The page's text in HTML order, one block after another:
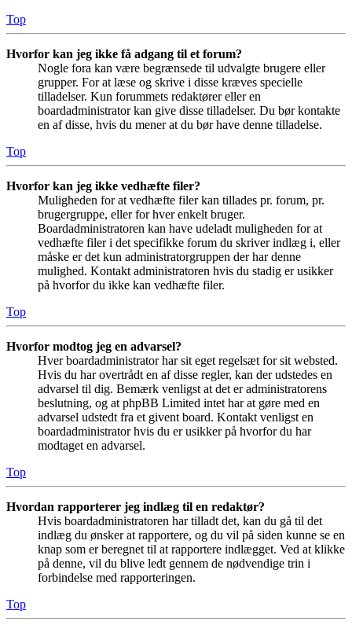
Top
Hvorfor kan jeg ikke få adgang til et forum?
Nogle fora kan være begrænsede til udvalgte brugere eller
grupper. For at læse og skrive i disse kræves specielle
tilladelser. Kun forummets redaktører eller en
boardadministrator kan give disse tilladelser. Du bør kontakte
en af disse, hvis du mener at du bør have denne tilladelse.
Top
Hvorfor kan jeg ikke vedhæfte filer?
Muligheden for at vedhæfte filer kan tillades pr. forum, pr.
brugergruppe, eller for hver enkelt bruger.
Boardadministratoren kan have udeladt muligheden for at
vedhæfte filer i det specifikke forum du skriver indlæg i, eller
måske er det kun administratorgruppen der har denne
mulighed. Kontakt administratoren hvis du stadig er usikker
på hvorfor du ikke kan vedhæfte filer.
Top
Hvorfor modtog jeg en advarsel?
Hver boardadministrator har sit eget regelsæt for sit websted.
Hvis du har overtrådt en af disse regler, kan der udstedes en
advarsel til dig. Bemærk venligst at det er administratorens
beslutning, og at phpBB Limited intet har at gøre med en
advarsel udstedt fra et givent board. Kontakt venligst en
boardadministrator hvis du er usikker på hvorfor du har
modtaget en advarsel.
Top
Hvordan rapporterer jeg indlæg til en redaktør?
Hvis boardadministratoren har tilladt det, kan du gå til det
indlæg du ønsker at rapportere, og du vil på siden kunne se en
knap som er beregnet til at rapportere indlægget. Ved at klikke
på denne, vil du blive ledt gennem de nødvendige trin i
forbindelse med rapporteringen.
Top